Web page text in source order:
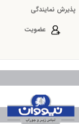
پذیرش نمایندگی
عضویت